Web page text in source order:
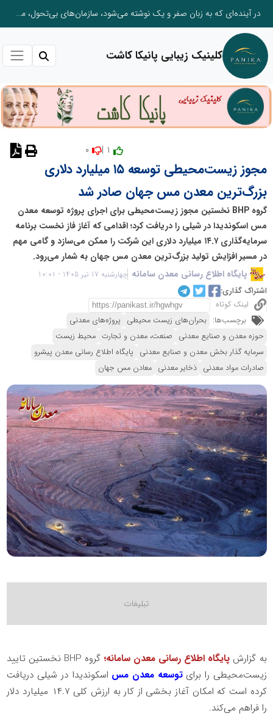
در آینده‌ای که به زبان صفر و یک نوشته می‌شود، سازمان‌های بی‌تحول، محکوم به فراموشی‌اند
کلینیک زیبایی پانیکا کاشت
مجوز زیست‌محیطی توسعه ۱۵ میلیارد دلاری
بزرگ‌ترین معدن مس جهان صادر شد
گروه BHP نخستین مجوز زیست‌محیطی برای اجرای پروژه توسعه معدن
مس اسکوندیدا در شیلی را دریافت کرد؛ اقدامی که آغاز فاز نخست برنامه
سرمایه‌گذاری ۱۴.۷ میلیارد دلاری این شرکت را ممکن می‌سازد و گامی مهم
در مسیر افزایش تولید بزرگ‌ترین معدن مس جهان به شمار می‌رود.
پایگاه اطلاع رسانی معدن سامانه چهارشنبه 17 تیر 1405 - 10:01
اشتراک گذاری:
لینک کوتاه
برچسب‌ها: بحران‌های زیست محیطی پروژه‌های معدنی
حوزه معدن و صنایع معدنی صنعت، معدن و تجارت محیط زیست
سرمایه گذار بخش معدن و صنایع معدنی پایگاه اطلاع رسانی معدن پیشرو
صادرات مواد معدنی ذخایر معدنی معادن مس جهان
به گزارش پایگاه اطلاع رسانی معدن سامانه؛
گروه BHP نخستین تایید
زیست‌محیطی را برای توسعه معدن مس اسکوندیدا در شیلی دریافت
کرده است که امکان آغاز بخشی از کار به ارزش کلی ۱۴.۷ میلیارد دلار
را فراهم می‌کند.